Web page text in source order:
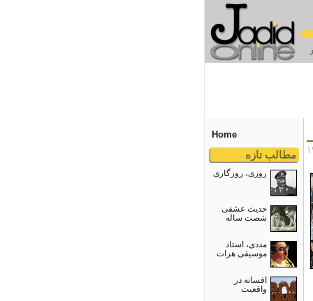
Home
مطالب تازه
روزی، روزگاری
حدیث عشقی
شصت ساله
مددی، استاد
موسیقی هرات
افسانه در
واقعیت